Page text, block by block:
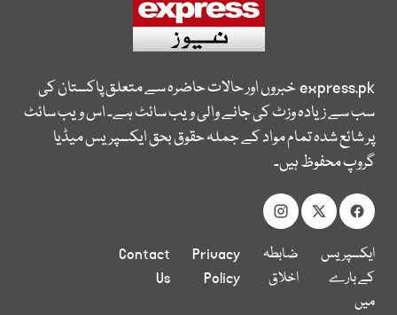
express.pkخبروں اور حالات حاضرہ سے متعلق پاکستان کی
سب سے زیادہ وزٹ کی جانے والی ویب سائٹ ہے۔ اس ویب سائٹ
پر شائع شدہ تمام مواد کے جملہ حقوق بحق ایکسپریس میڈیا
گروپ محفوظ ہیں۔
ایکسپریس
کے بارے
میں
ضابطہ
اخلاق
Privacy
Policy
Contact
Us